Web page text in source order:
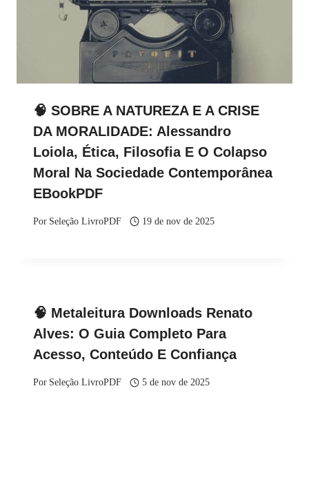
🧠 SOBRE A NATUREZA E A CRISE
DA MORALIDADE: Alessandro
Loiola, Ética, Filosofia E O Colapso
Moral Na Sociedade Contemporânea
EBookPDF
Por Seleção LivroPDF 19 de nov de 2025
🧠 Metaleitura Downloads Renato
Alves: O Guia Completo Para
Acesso, Conteúdo E Confiança
Por Seleção LivroPDF 5 de nov de 2025